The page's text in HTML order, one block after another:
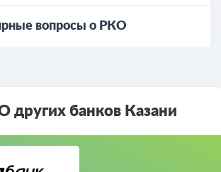
вопросы о РКО
банков Казани